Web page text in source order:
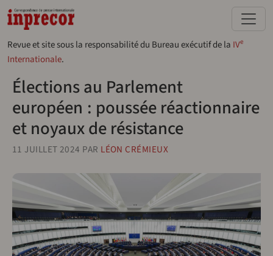
Aller au contenu principal
Revue et site sous la responsabilité du Bureau exécutif de la IVe
Internationale.
Élections au Parlement
européen : poussée réactionnaire
et noyaux de résistance
11 JUILLET 2024 PAR LÉON CRÉMIEUX